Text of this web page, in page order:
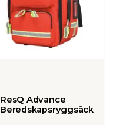
ResQ Advance
Beredskapsryggsäck